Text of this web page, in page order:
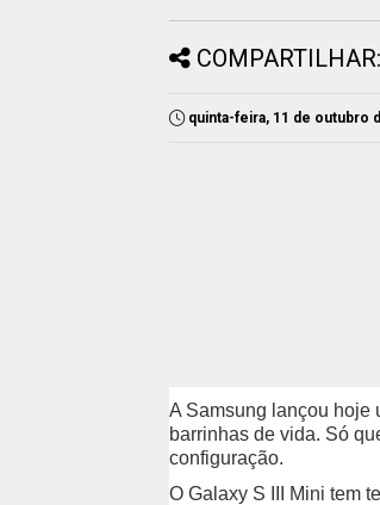
COMPARTILHAR:
quinta-feira, 11 de outubro
A Samsung lançou hoje
barrinhas de vida. Só
configuração.
O Galaxy S III Mini tem